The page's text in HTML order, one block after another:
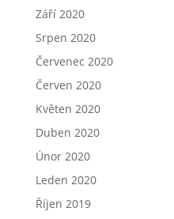
Září 2020
Srpen 2020
Červenec 2020
Červen 2020
Květen 2020
Duben 2020
Únor 2020
Leden 2020
Říjen 2019